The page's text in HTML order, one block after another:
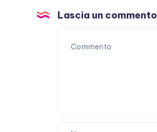
accade
Lascia un commento